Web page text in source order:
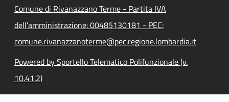
Comune di Rivanazzano Terme - Partita IVA
dell'amministrazione: 00485130181 - PEC:
comune.rivanazzanoterme@pec.regione.lombardia.it
Powered by Sportello Telematico Polifunzionale (v.
10.41.2)